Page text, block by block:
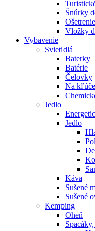
Šnúrky
Vložky
Vybavenie
Svietidlá
Baterky
Batérie
Čelovky
Na kľúče
Jedlo
Jedlo
Káva
Sušené
Sušené
Kemping
Oheň